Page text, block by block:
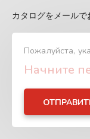
カタログをメールで
Пожалуйста,